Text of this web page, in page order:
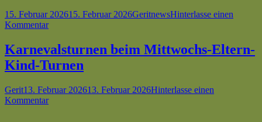
Veröffentlicht
am
15. Februar 202615. Februar 2026Autor
GeritKategorien
newsHinterlasse einen
Kommentarzu
Bewegungsspaß
für
ganze
Familie
Karnevalsturnen beim Mittwochs-Eltern-
Kind-Turnen
Autor
GeritVeröffentlicht
am
13. Februar 202613. Februar 2026Hinterlasse einen
Kommentarzu